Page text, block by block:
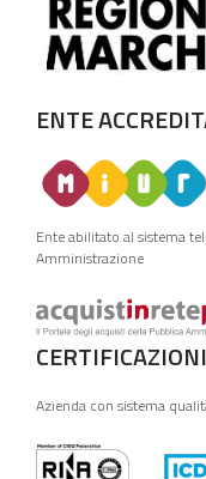
ENTE
Ente abilitato al sistema
Amministrazione
CERTIFICAZIONI
Azienda con sistema